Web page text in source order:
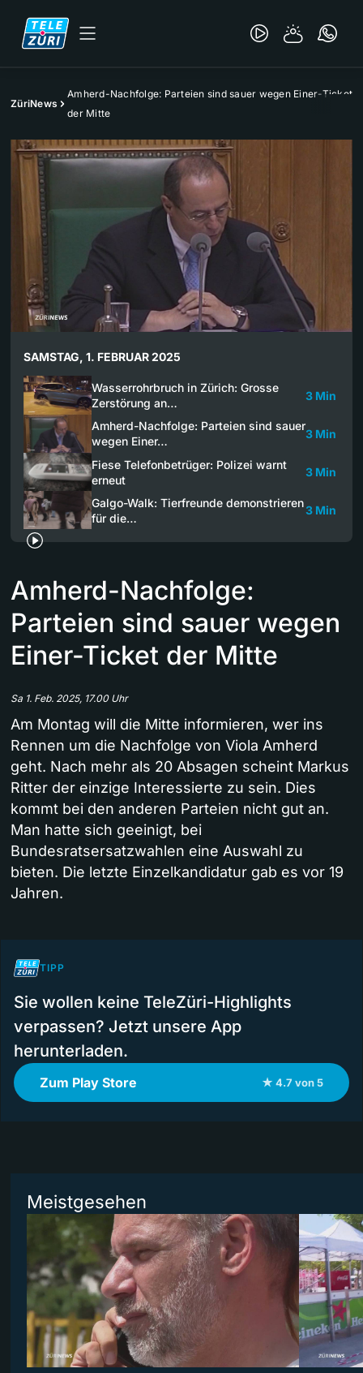
ZüriNews
Amherd-Nachfolge: Parteien sind sauer wegen Einer-Ticket
der Mitte
SAMSTAG, 1. FEBRUAR 2025
Wasserrohrbruch in Zürich: Grosse
Zerstörung an…
3 Min
Amherd-Nachfolge: Parteien sind sauer
wegen Einer…
3 Min
Fiese Telefonbetrüger: Polizei warnt
erneut
3 Min
Galgo-Walk: Tierfreunde demonstrieren
für die…
3 Min
Amherd-Nachfolge:
Parteien sind sauer wegen
Einer-Ticket der Mitte
Sa 1. Feb. 2025, 17.00 Uhr
Am Montag will die Mitte informieren, wer ins
Rennen um die Nachfolge von Viola Amherd
geht. Nach mehr als 20 Absagen scheint Markus
Ritter der einzige Interessierte zu sein. Dies
kommt bei den anderen Parteien nicht gut an.
Man hatte sich geeinigt, bei
Bundesratsersatzwahlen eine Auswahl zu
bieten. Die letzte Einzelkandidatur gab es vor 19
Jahren.
TIPP
Sie wollen keine TeleZüri-Highlights
verpassen? Jetzt unsere App
herunterladen.
Zum Play Store ★ 4.7 von 5
Meistgesehen